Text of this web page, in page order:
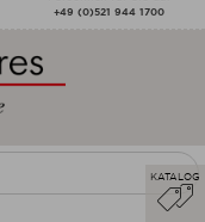
+49 (0)521 944 1700
KATALOG